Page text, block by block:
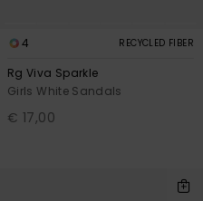
4 RECYCLED FIBER
Rg Viva Sparkle
Girls White Sandals
€ 17,00